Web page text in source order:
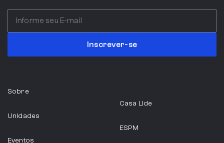
Itália
ABIA
Inscrever-se
Sobre
Unidades
Eventos
Casa Lide
ESPM